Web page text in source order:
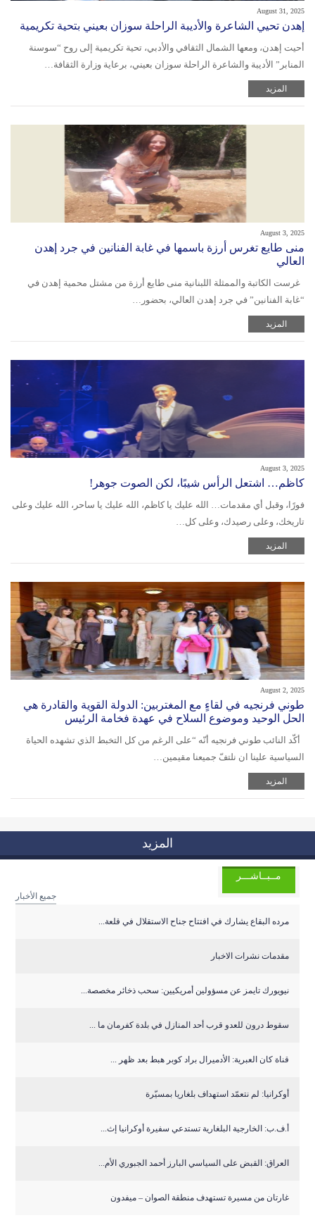
August 31, 2025
إهدن تحيي الشاعرة والأديبة الراحلة سوزان بعيني بتحية تكريمية
أحيت إهدن، ومعها الشمال الثقافي والأدبي، تحية تكريمية إلى روح “سوسنة
المنابر” الأديبة والشاعرة الراحلة سوزان بعيني، برعاية وزارة الثقافة…
المزيد
August 3, 2025
منى طايع تغرس أرزة باسمها في غابة الفنانين في جرد إهدن
العالي
غرست الكاتبة والممثلة اللبنانية منى طايع أرزة من مشتل محمية إهدن في
“غابة الفنانين” في جرد إهدن العالي، بحضور…
المزيد
August 3, 2025
كاظم… اشتعل الرأس شيبًا، لكن الصوت جوهر!
فورًا، وقبل أي مقدمات… الله عليك يا كاظم، الله عليك يا ساحر، الله عليك وعلى
تاريخك، وعلى رصيدك، وعلى كل…
المزيد
August 2, 2025
طوني فرنجيه في لقاءٍ مع المغتربين: الدولة القوية والقادرة هي
الحل الوحيد وموضوع السلاح في عهدة فخامة الرئيس
أكّد النائب طوني فرنجيه أنّه “على الرغم من كل التخبط الذي تشهده الحياة
السياسية علينا ان نلتفّ جميعنا مقيمين…
المزيد
المزيد
مــبــاشـــر
جميع الأخبار
مرده البقاع يشارك في افتتاح جناح الاستقلال في قلعة...
مقدمات نشرات الاخبار
نيويورك تايمز عن مسؤولين أمريكيين: سحب ذخائر مخصصة...
سقوط درون للعدو قرب أحد المنازل في بلدة كفرمان ما ...
قناة كان العبرية: الأدميرال براد كوبر هبط بعد ظهر ...
أوكرانيا: لم نتعمّد استهداف بلغاريا بمسيّرة
أ.ف.ب: الخارجية البلغارية تستدعي سفيرة أوكرانيا إث...
العراق: القبض على السياسي البارز أحمد الجبوري الأم...
غارتان من مسيرة تستهدف منطقة الصوان – ميفدون